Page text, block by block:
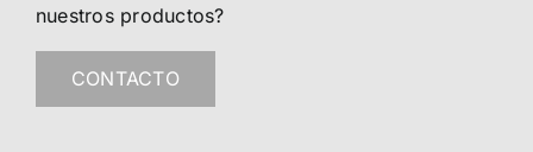
nuestros productos?
CONTACTO